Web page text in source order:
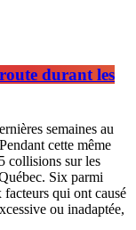
durant les
semaines au
cette même
collisions sur les
Six parmi
qui ont causé
ou inadaptée,